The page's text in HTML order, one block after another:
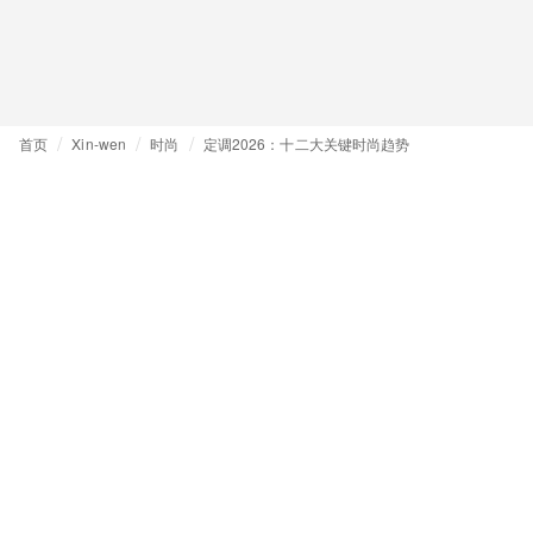
首页 Xin-wen 时尚 定调2026：十二大关键时尚趋势